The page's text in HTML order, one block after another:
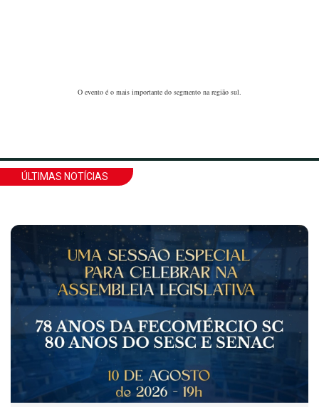
O evento é o mais importante do segmento na região sul.
ÚLTIMAS NOTÍCIAS